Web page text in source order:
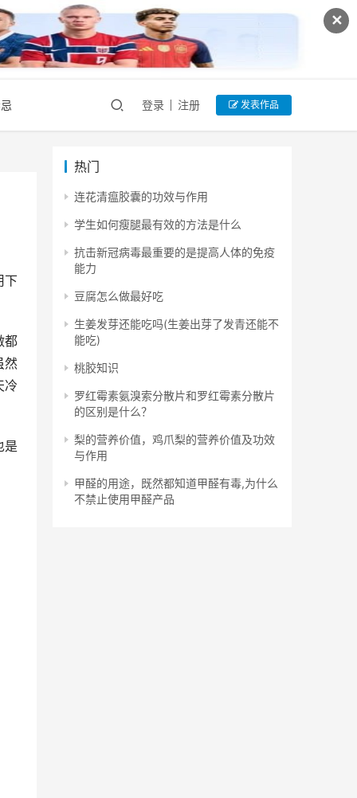
✕
登录 注册 发表作品
下
都
然
冷
是
热门
连花清瘟胶囊的功效与作用
学生如何瘦腿最有效的方法是什么
抗击新冠病毒最重要的是提高人体的免疫
能力
豆腐怎么做最好吃
生姜发芽还能吃吗(生姜出芽了发青还能不
能吃)
桃胶知识
罗红霉素氨溴索分散片和罗红霉素分散片
的区别是什么？
梨的营养价值，鸡爪梨的营养价值及功效
与作用
甲醛的用途，既然都知道甲醛有毒,为什么
不禁止使用甲醛产品